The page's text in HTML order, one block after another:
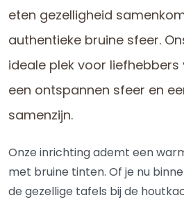
eten gezelligheid
authentieke bruine sfeer.
ideale plek voor liefhebbers
een ontspannen sfeer en
samenzijn.
Onze inrichting ademt een
met bruine tinten. Of je nu
de gezellige tafels bij de